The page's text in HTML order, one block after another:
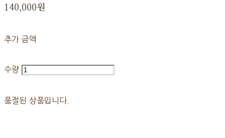
140,000원
추가 금액
수량
품절된 상품입니다.